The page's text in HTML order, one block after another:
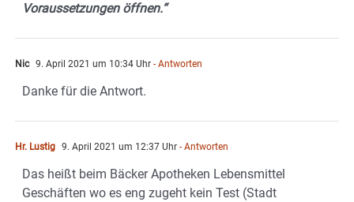
Voraussetzungen öffnen.“
Nic 9. April 2021 um 10:34 Uhr - Antworten
Danke für die Antwort.
Hr. Lustig 9. April 2021 um 12:37 Uhr - Antworten
Das heißt beim Bäcker Apotheken Lebensmittel
Geschäften wo es eng zugeht kein Test (Stadt